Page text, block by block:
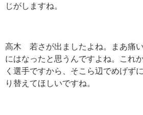
じがしますね。
高木 若さが出ましたよね。まあ痛
にはなったと思うんですよね。これ
く選手ですから、そこら辺でめげず
り替えてほしいですね。